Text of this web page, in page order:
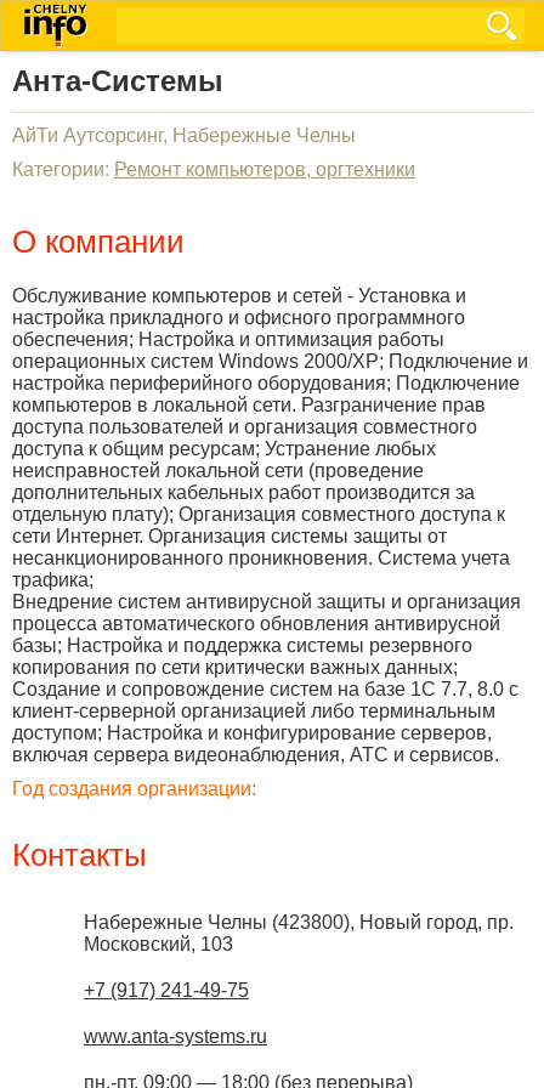
Анта-Системы
АйТи Аутсорсинг, Набережные Челны
Категории: Ремонт компьютеров, оргтехники
О компании
Обслуживание компьютеров и сетей - Установка и
настройка прикладного и офисного программного
обеспечения; Настройка и оптимизация работы
операционных систем Windows 2000/XP; Подключение и
настройка периферийного оборудования; Подключение
компьютеров в локальной сети. Разграничение прав
доступа пользователей и организация совместного
доступа к общим ресурсам; Устранение любых
неисправностей локальной сети (проведение
дополнительных кабельных работ производится за
отдельную плату); Организация совместного доступа к
сети Интернет. Организация системы защиты от
несанкционированного проникновения. Система учета
трафика;
Внедрение систем антивирусной защиты и организация
процесса автоматического обновления антивирусной
базы; Настройка и поддержка системы резервного
копирования по сети критически важных данных;
Создание и сопровождение систем на базе 1С 7.7, 8.0 с
клиент-серверной организацией либо терминальным
доступом; Настройка и конфигурирование серверов,
включая сервера видеонаблюдения, АТС и сервисов.
Год создания организации:
Контакты
Набережные Челны (423800), Новый город, пр.
Московский, 103
+7 (917) 241-49-75
www.anta-systems.ru
пн.-пт. 09:00 — 18:00 (без перерыва)